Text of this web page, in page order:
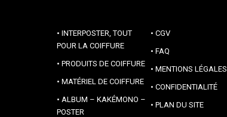
INTERPOSTER, TOUT
POUR LA COIFFURE
PRODUITS DE COIFFURE
MATÉRIEL DE COIFFURE
ALBUM – KAKÉMONO –
POSTER
CGV
FAQ
MENTIONS LÉGALES
CONFIDENTIALITÉ
PLAN DU SITE